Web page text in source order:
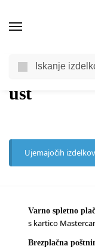
/ Trgovina /
ust
Ujemajočih
Varno spletno
s kartico
Brezplačna